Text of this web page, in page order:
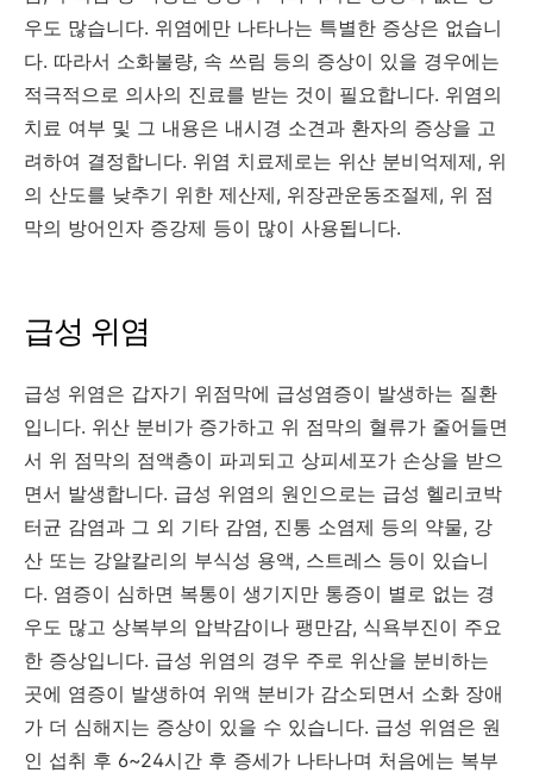
우도 많습니다. 위염에만 나타나는 특별한 증상은 없습니
다. 따라서 소화불량, 속 쓰림 등의 증상이 있을 경우에는
적극적으로 의사의 진료를 받는 것이 필요합니다. 위염의
치료 여부 및 그 내용은 내시경 소견과 환자의 증상을 고
려하여 결정합니다. 위염 치료제로는 위산 분비억제제, 위
의 산도를 낮추기 위한 제산제, 위장관운동조절제, 위 점
막의 방어인자 증강제 등이 많이 사용됩니다.
급성 위염
급성 위염은 갑자기 위점막에 급성염증이 발생하는 질환
입니다. 위산 분비가 증가하고 위 점막의 혈류가 줄어들면
서 위 점막의 점액층이 파괴되고 상피세포가 손상을 받으
면서 발생합니다. 급성 위염의 원인으로는 급성 헬리코박
터균 감염과 그 외 기타 감염, 진통 소염제 등의 약물, 강
산 또는 강알칼리의 부식성 용액, 스트레스 등이 있습니
다. 염증이 심하면 복통이 생기지만 통증이 별로 없는 경
우도 많고 상복부의 압박감이나 팽만감, 식욕부진이 주요
한 증상입니다. 급성 위염의 경우 주로 위산을 분비하는
곳에 염증이 발생하여 위액 분비가 감소되면서 소화 장애
가 더 심해지는 증상이 있을 수 있습니다. 급성 위염은 원
인 섭취 후 6~24시간 후 증세가 나타나며 처음에는 복부